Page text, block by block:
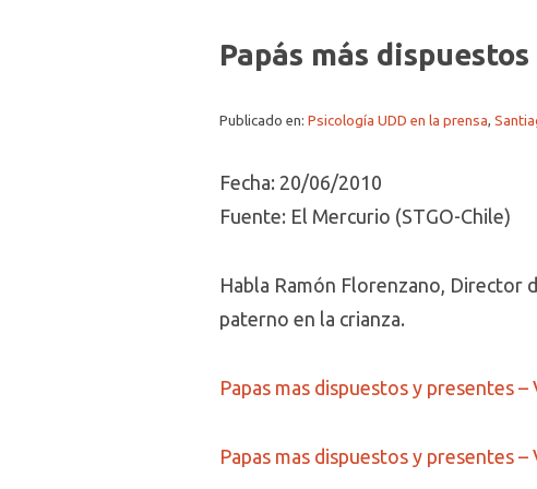
Papás más
Publicado en: Psicología UDD en la prensa,
Fecha: 20/06/2010
Fuente: El Mercurio (STGO-Chile)
Habla Ramón Florenzano, Director
paterno en la crianza.
Papas mas dispuestos y presentes –
Papas mas dispuestos y presentes –